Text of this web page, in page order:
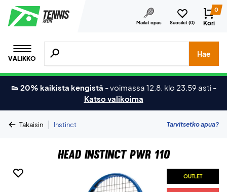
Mailat opas Suosikit (0)
0
Kori
VALIKKO
Hae tuotteita, merkkejä jne.
Hae
👟 20% kaikista kengistä -voimassa 12.8. klo 23.59 asti -
Katso valikoima
Takaisin | Instinct Tarvitsetko apua?
Head Instinct PWR 110
OUTLET